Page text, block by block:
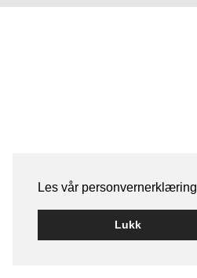
Les vår personvernerklæring
Lukk